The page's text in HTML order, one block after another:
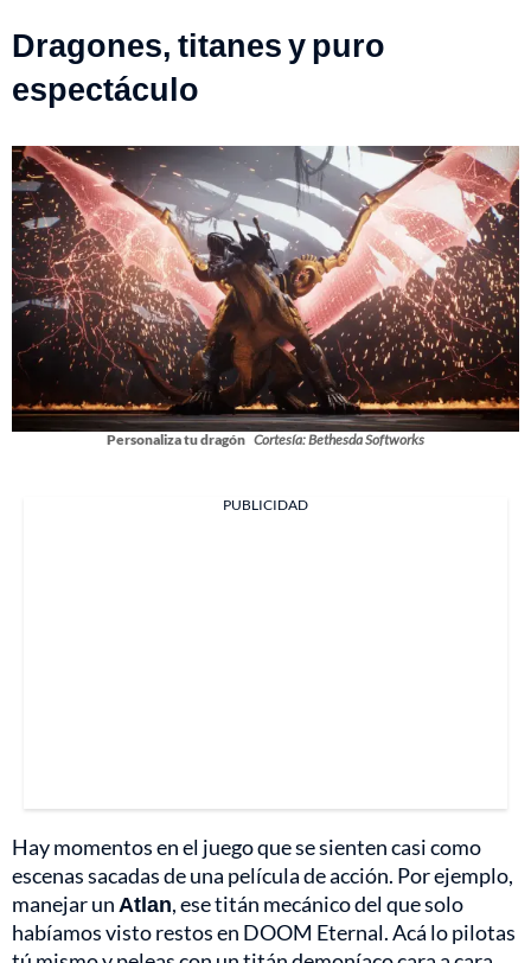
Dragones, titanes y puro
espectáculo
Personaliza tu dragón Cortesía: Bethesda Softworks
PUBLICIDAD
Hay momentos en el juego que se sienten casi como
escenas sacadas de una película de acción. Por ejemplo,
manejar un Atlan, ese titán mecánico del que solo
habíamos visto restos en DOOM Eternal. Acá lo pilotas